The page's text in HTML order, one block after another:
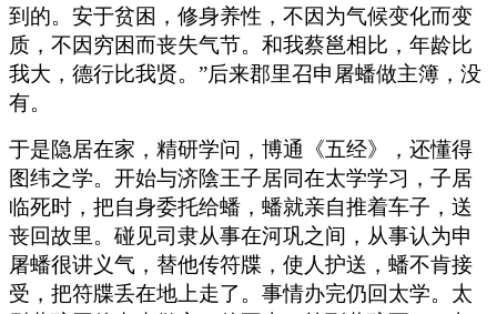
到的。安于贫困，修身养性，不因为气候变化而变
质，不因穷困而丧失气节。和我蔡邕相比，年龄比
我大，德行比我贤。”后来郡里召申屠蟠做主簿，没
有。
于是隐居在家，精研学问，博通《五经》，还懂得
图纬之学。开始与济陰王子居同在太学学习，子居
临死时，把自身委托给蟠，蟠就亲自推着车子，送
丧回故里。碰见司隶从事在河巩之间，从事认为申
屠蟠很讲义气，替他传符牒，使人护送，蟠不肯接
受，把符牒丢在地上走了。事情办完仍回太学。太